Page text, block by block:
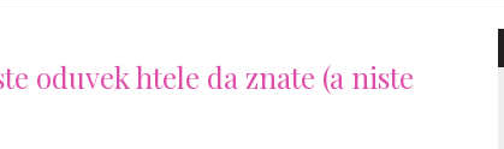
oduvek htele da znate (a niste